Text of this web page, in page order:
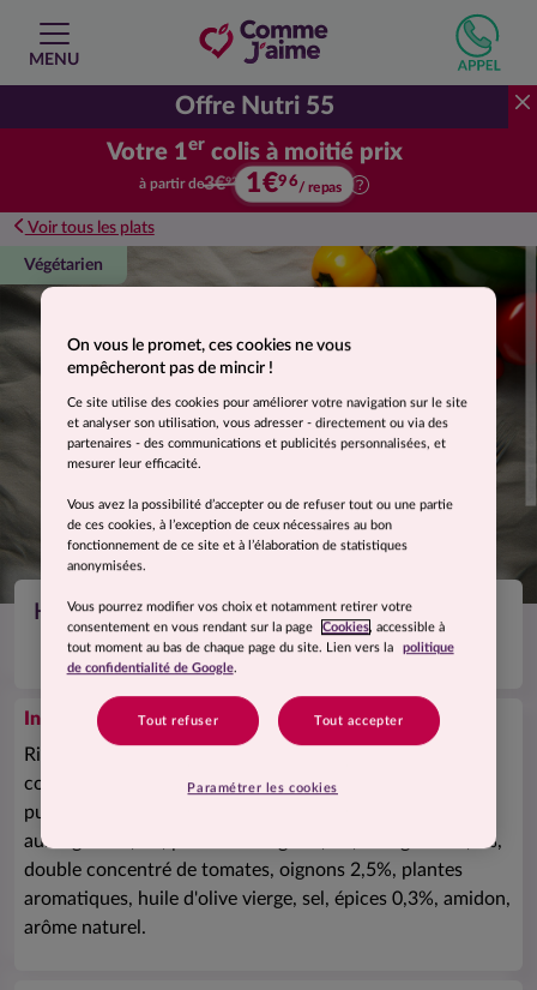
MENU
Offre Nutri 55
Votre 1er colis à moitié prix
Votre premier colis à moitié prix.
à partir de3€92 1€96/ repas
Voir tous les plats
Suggestion de présentation. Photo non contractuelle.
Végétarien
Haricots blancs, ratatouille et riz complet
Ingrédients
Riz complet préparé 33% (riz complet précuit, huile de
colza, sel, curcuma), haricots blancs précuits 18%, eau,
pulpe de tomates au jus 5,8% (tomates, jus de tomates),
aubergines 4,5%, poivrons rouges 4,5%, courgettes 4,5%,
double concentré de tomates, oignons 2,5%, plantes
aromatiques, huile d'olive vierge, sel, épices 0,3%, amidon,
arôme naturel.
On vous le promet, ces cookies ne vous
empêcheront pas de mincir !
Ce site utilise des cookies pour améliorer votre navigation sur le site
et analyser son utilisation, vous adresser - directement ou via des
partenaires - des communications et publicités personnalisées, et
mesurer leur efficacité.
Vous avez la possibilité d’accepter ou de refuser tout ou une partie
de ces cookies, à l’exception de ceux nécessaires au bon
fonctionnement de ce site et à l’élaboration de statistiques
anonymisées.
Vous pourrez modifier vos choix et notamment retirer votre
consentement en vous rendant sur la page
Cookies, accessible à
tout moment au bas de chaque page du site. Lien vers la
politique
de confidentialité de Google.
Tout refuser Tout accepter
Paramétrer les cookies